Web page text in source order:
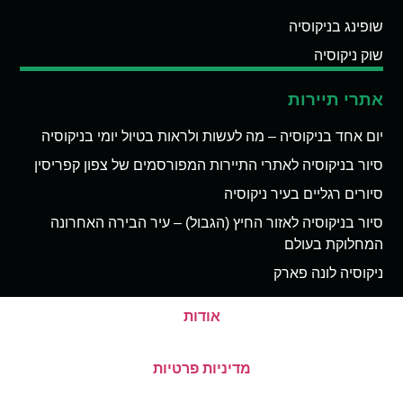
שופינג בניקוסיה
שוק ניקוסיה
אתרי תיירות
יום אחד בניקוסיה – מה לעשות ולראות בטיול יומי בניקוסיה
סיור בניקוסיה לאתרי התיירות המפורסמים של צפון קפריסין
סיורים רגליים בעיר ניקוסיה
סיור בניקוסיה לאזור החיץ (הגבול) – עיר הבירה האחרונה
המחלוקת בעולם
ניקוסיה לונה פארק
אודות
מדיניות פרטיות